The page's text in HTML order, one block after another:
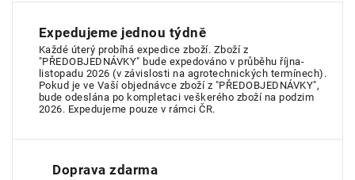
Expedujeme jednou týdně
Každé úterý probíhá expedice zboží. Zboží z
"PŘEDOBJEDNÁVKY" bude expedováno v průběhu října-
listopadu 2026 (v závislosti na agrotechnických termínech).
Pokud je ve Vaší objednávce zboží z "PŘEDOBJEDNÁVKY",
bude odeslána po kompletaci veškerého zboží na podzim
2026. Expedujeme pouze v rámci ČR.
Doprava zdarma